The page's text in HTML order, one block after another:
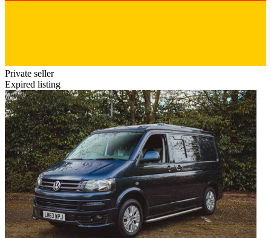
Private seller
Expired listing